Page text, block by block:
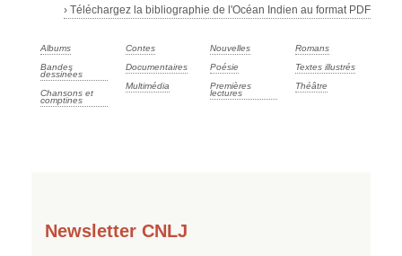
› Téléchargez la bibliographie de l'Océan Indien au format PDF
Albums
Bandes
dessinées
Chansons et
comptines
Contes
Documentaires
Multimédia
Nouvelles
Poésie
Premières
lectures
Romans
Textes illustrés
Théâtre
Newsletter CNLJ